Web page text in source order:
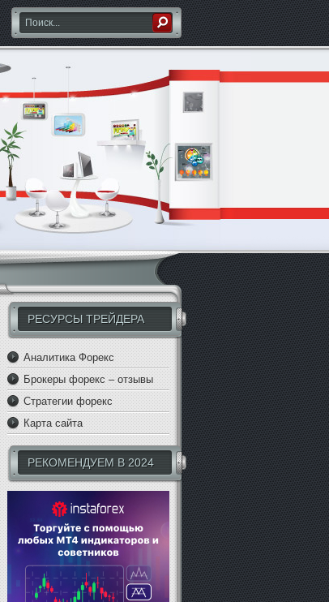
РЕСУРСЫ ТРЕЙДЕРА
Аналитика Форекс
Брокеры форекс – отзывы
Стратегии форекс
Карта сайта
РЕКОМЕНДУЕМ В 2024